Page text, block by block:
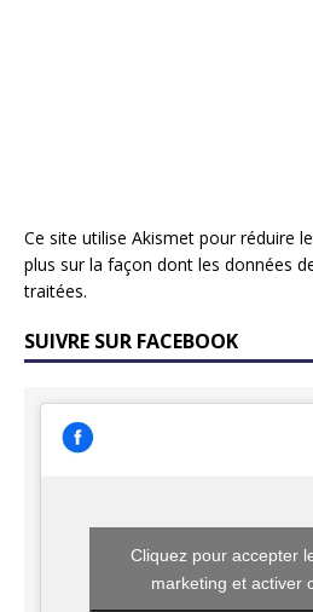
Ce site utilise Akismet pour réduire
plus sur la façon dont les données
traitées.
SUIVRE SUR FACEBOOK
Cliquez pour accepter
marketing et activer